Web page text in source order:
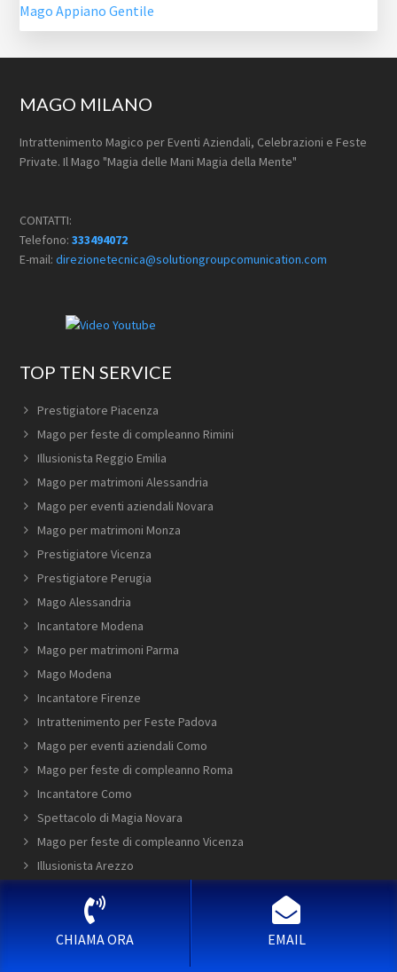
Mago Appiano Gentile
Footer
MAGO MILANO
Intrattenimento Magico per Eventi Aziendali, Celebrazioni e Feste
Private. Il Mago "Magia delle Mani Magia della Mente"
CONTATTI:
Telefono:333494072
E-mail:direzionetecnica@solutiongroupcomunication.com
TOP TEN SERVICE
Prestigiatore Piacenza
Mago per feste di compleanno Rimini
Illusionista Reggio Emilia
Mago per matrimoni Alessandria
Mago per eventi aziendali Novara
Mago per matrimoni Monza
Prestigiatore Vicenza
Prestigiatore Perugia
Mago Alessandria
Incantatore Modena
Mago per matrimoni Parma
Mago Modena
Incantatore Firenze
Intrattenimento per Feste Padova
Mago per eventi aziendali Como
Mago per feste di compleanno Roma
Incantatore Como
Spettacolo di Magia Novara
Mago per feste di compleanno Vicenza
Illusionista Arezzo
copyright © 2017- Oggi MAGO MILANO
Accedi
CHIAMA ORA EMAIL